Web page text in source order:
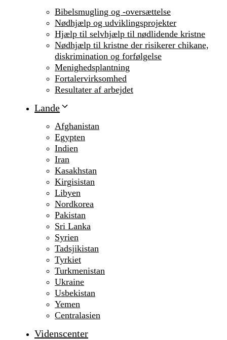
Bibelsmugling og -oversættelse
Nødhjælp og udviklingsprojekter
Hjælp til selvhjælp til nødlidende kristne
Nødhjælp til kristne der risikerer chikane,
diskrimination og forfølgelse
Menighedsplantning
Fortalervirksomhed
Resultater af arbejdet
Lande
Afghanistan
Egypten
Indien
Iran
Kasakhstan
Kirgisistan
Libyen
Nordkorea
Pakistan
Sri Lanka
Syrien
Tadsjikistan
Tyrkiet
Turkmenistan
Ukraine
Usbekistan
Yemen
Centralasien
Videnscenter